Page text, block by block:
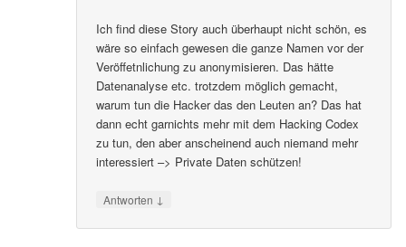
Ich find diese Story auch überhaupt nicht schön, es
wäre so einfach gewesen die ganze Namen vor der
Veröffetnlichung zu anonymisieren. Das hätte
Datenanalyse etc. trotzdem möglich gemacht,
warum tun die Hacker das den Leuten an? Das hat
dann echt garnichts mehr mit dem Hacking Codex
zu tun, den aber anscheinend auch niemand mehr
interessiert –> Private Daten schützen!
Antworten ↓